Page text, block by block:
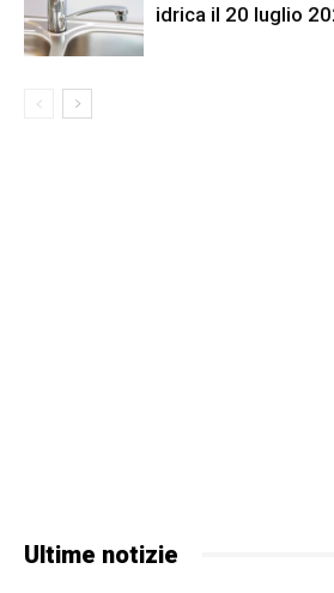
idrica il 20 luglio
Ultime notizie